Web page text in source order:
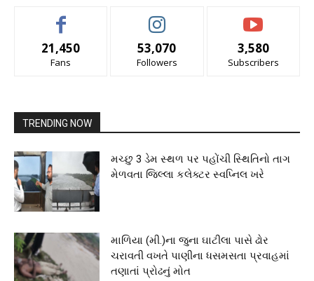
21,450
Fans
53,070
Followers
3,580
Subscribers
TRENDING NOW
મચ્છુ 3 ડેમ સ્થળ પર પહોંચી સ્થિતિનો તાગ
મેળવતા જિલ્લા કલેક્ટર સ્વપ્નિલ ખરે
માળિયા (મી.)ના જુના ઘાટીલા પાસે ઢોર
ચરાવતી વખતે પાણીના ધસમસતા પ્રવાહમાં
તણાતાં પ્રોઢનું મોત